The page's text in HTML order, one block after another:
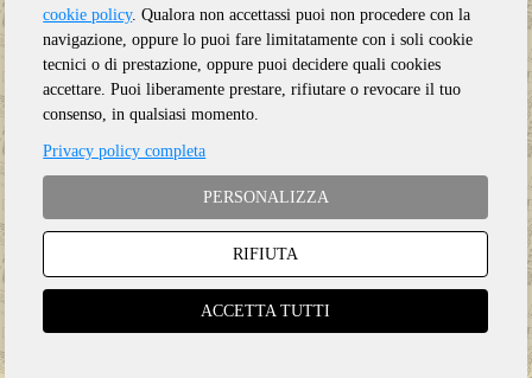
Anno:2026
cookie policy. Qualora non accettassi puoi non procedere con la
navigazione, oppure lo puoi fare limitatamente con i soli cookie
tecnici o di prestazione, oppure puoi decidere quali cookies
accettare. Puoi liberamente prestare, rifiutare o revocare il tuo
consenso, in qualsiasi momento.
Privacy policy completa
PERSONALIZZA
RIFIUTA
ACCETTA TUTTI